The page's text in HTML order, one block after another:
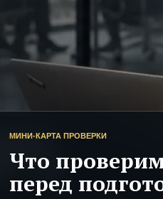
МИНИ-КАРТА ПРОВЕРКИ
Что
перед